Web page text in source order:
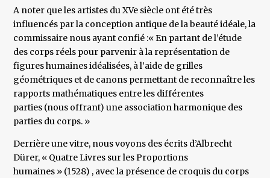
A noter que les artistes du XVe siècle ont été très
influencés par la conception antique de la beauté idéale, la
commissaire nous ayant confié :« En partant de l’étude
des corps réels pour parvenir à la représentation de
figures humaines idéalisées, à l’aide de grilles
géométriques et de canons permettant de reconnaître les
rapports mathématiques entre les différentes
parties (nous offrant) une association harmonique des
parties du corps. »
Derrière une vitre, nous voyons des écrits d’Albrecht
Dürer, « Quatre Livres sur les Proportions
humaines » (1528) , avec la présence de croquis du corps